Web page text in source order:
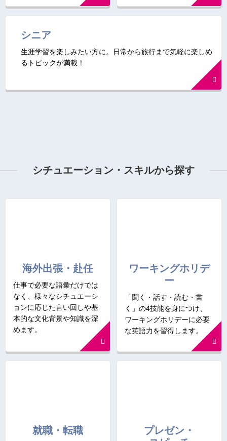
シニア
生涯学習を楽しみたい方に。日常から旅行まで気軽に楽しめ
るトピックが満載！
シチュエーション・スキルから探す
海外出張・赴任
仕事で必要な語彙だけでは
なく、様々なシチュエーシ
ョンに応じた言い回しや基
本的な文化背景や知識を深
めます。
ワーキングホリデ
ー
「聞く・話す・読む・書
く」の4技能を身につけ、
ワーキングホリデーに必要
な英語力を習得します。
就職・転職
プレゼン・